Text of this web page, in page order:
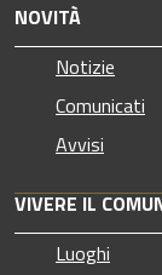
NOVITÀ
Notizie
Comunicati
Avvisi
VIVERE IL
Luoghi